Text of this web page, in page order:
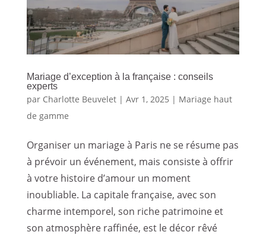
Mariage d’exception à la française : conseils
experts
par Charlotte Beuvelet| Avr 1, 2025 | Mariage haut
de gamme
Organiser un mariage à Paris ne se résume pas
à prévoir un événement, mais consiste à offrir
à votre histoire d’amour un moment
inoubliable. La capitale française, avec son
charme intemporel, son riche patrimoine et
son atmosphère raffinée, est le décor rêvé